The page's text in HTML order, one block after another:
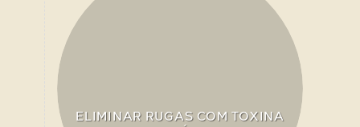
ELIMINAR RUGAS COM TOXINA